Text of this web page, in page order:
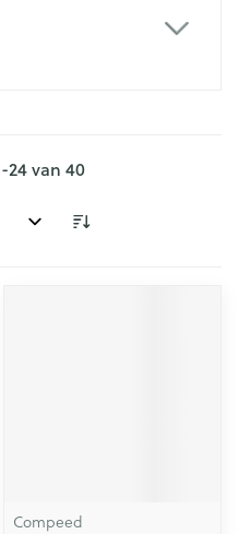
-24van 40
Compeed